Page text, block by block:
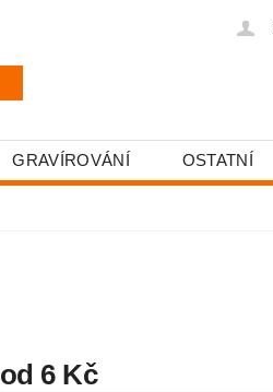
GRAVÍROVÁNÍ OSTATNÍ
od 6 Kč